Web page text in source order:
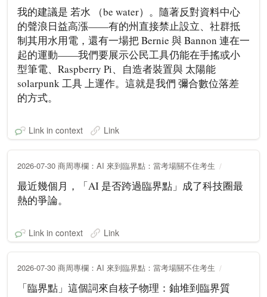
我的建議是 若水 （be water）。隨著反對資料中心
的聲浪日益高漲——有的州直接禁止設立、社群抵
制其用水用電，還有一場把 Bernie 與 Bannon 連在一
起的運動——我們要展示公民工具仍能在手搖或小
型筆電、Raspberry Pi、自造者裝置與 太陽能
solarpunk 工具 上運作。這就是我們 彌合數位落差
的方式。
Link in context Link
2026-07-30 商周專欄：AI 來到臨界點：當考場關不住考生
最近幾個月，「AI 是否跨過臨界點」成了科技圈最
熱的爭論。
Link in context Link
2026-07-30 商周專欄：AI 來到臨界點：當考場關不住考生
「臨界點」這個詞來自核子物理：鈾堆到臨界質